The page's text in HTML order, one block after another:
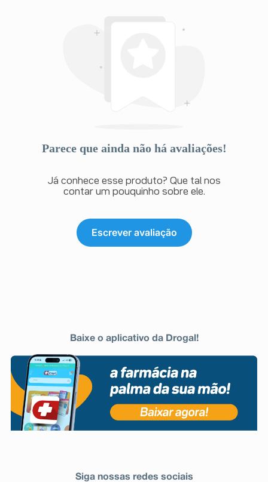
Parece que ainda não há avaliações!
Já conhece esse produto? Que tal nos
contar um pouquinho sobre ele.
Escrever avaliação
Baixe o aplicativo da Drogal!
Siga nossas redes sociais